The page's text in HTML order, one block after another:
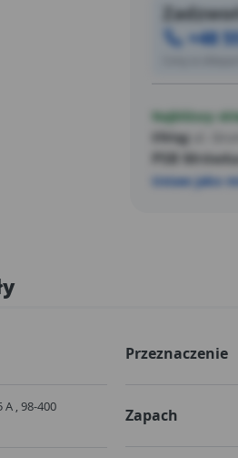
+48
Najbliższy
Elbląg
PSB
Ustaw jako
Przeznaczenie
Zapach